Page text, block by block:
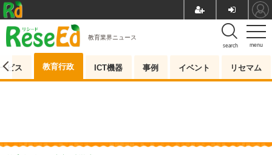
menu
search
教育業界ニュース
ビス 教育行政 ICT機器 事例 イベント リセマム